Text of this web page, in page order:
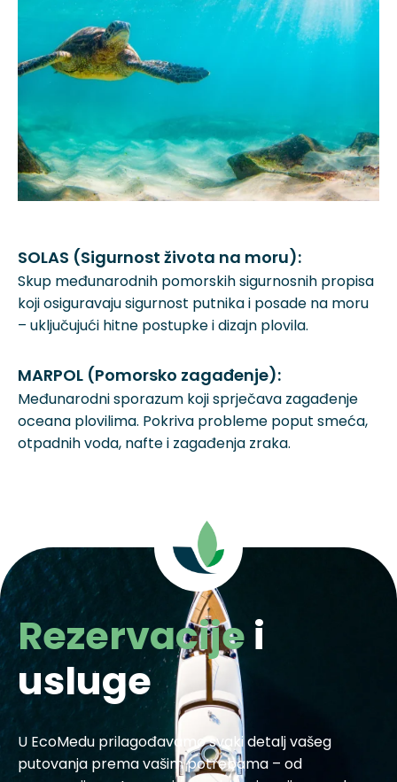
SOLAS (Sigurnost života na moru):
Skup međunarodnih pomorskih sigurnosnih propisa
koji osiguravaju sigurnost putnika i posade na moru
– uključujući hitne postupke i dizajn plovila.
MARPOL (Pomorsko zagađenje):
Međunarodni sporazum koji sprječava zagađenje
oceana plovilima. Pokriva probleme poput smeća,
otpadnih voda, nafte i zagađenja zraka.
Rezervacije i
usluge
U EcoMedu prilagođavamo svaki detalj vašeg
putovanja prema vašim potrebama – od